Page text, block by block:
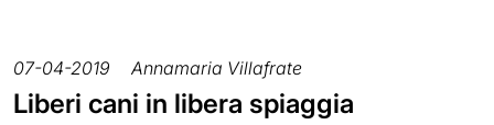
07-04-2019 Annamaria Villafrate
Liberi cani in libera spiaggia